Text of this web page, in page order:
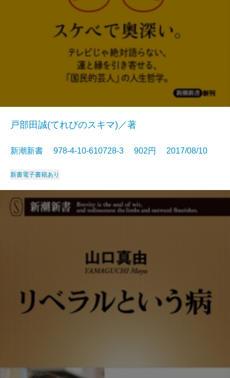
戸部田誠(てれびのスキマ)／著
新潮新書 978-4-10-610728-3 902円 2017/08/10
新書電子書籍あり